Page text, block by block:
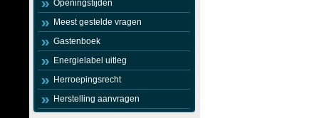
Openingstijden
Meest gestelde vragen
Gastenboek
Energielabel uitleg
Herroepingsrecht
Herstelling aanvragen